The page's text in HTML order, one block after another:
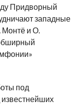
Придворный
западные
и О.
под